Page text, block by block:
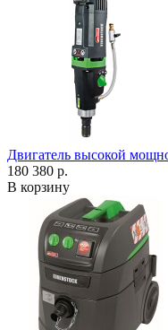
Двигатель высокой
180 380 р.
В корзину